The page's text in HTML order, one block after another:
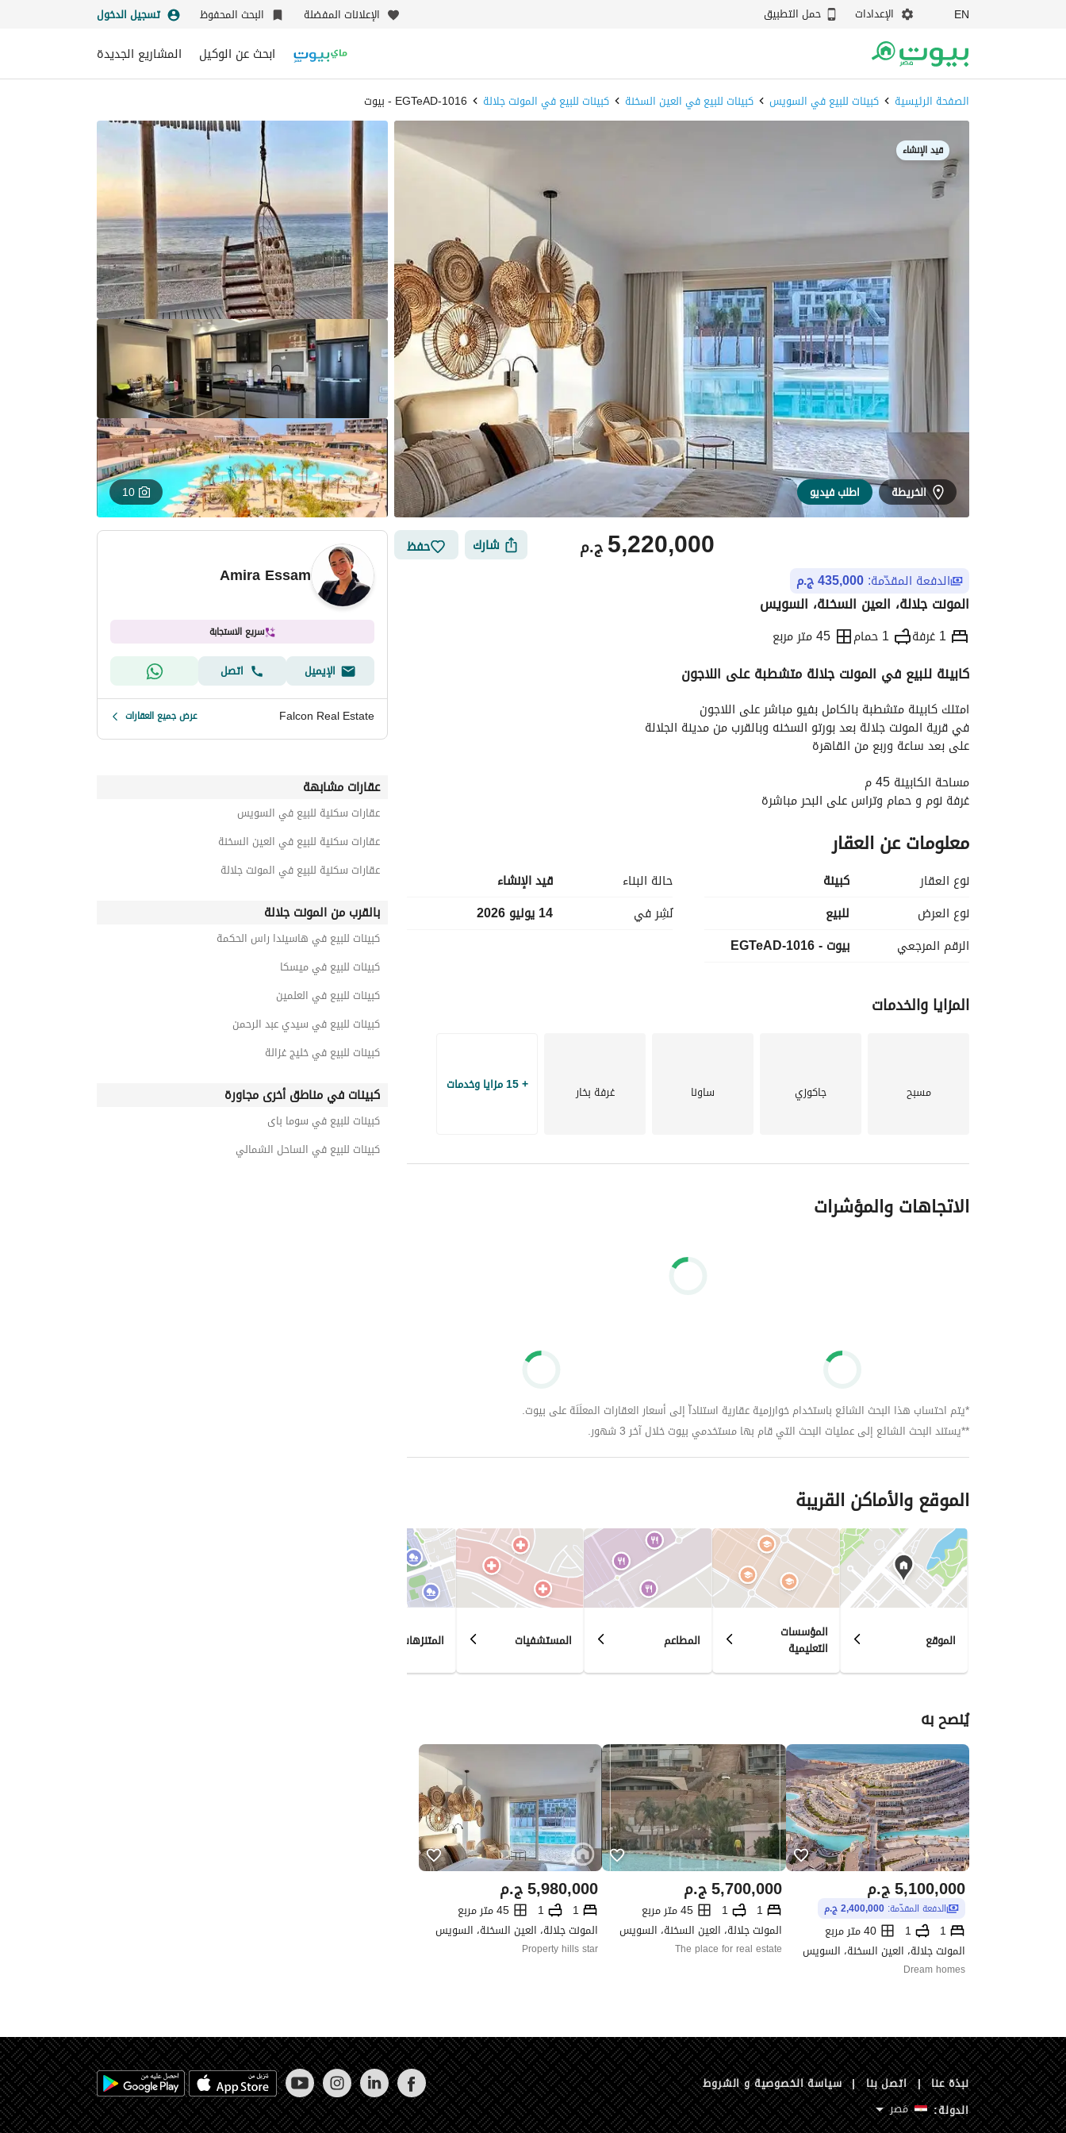
EN الإعدادات حمل التطبيق الإعلانات المفضلة البحث المحفوظ تسجيل الدخول
ابحث عن الوكيل المشاريع الجديدة
الصفحة الرئيسية كبينات للبيع في السويس كبينات للبيع في العين السخنة كبينات للبيع في المونت جلالة 1016-EGTeAD - بيوت
قيد الإنشاء
الخريطة اطلب فيديو 10
ج.م5,220,000 شارك حفظ
الدفعة المقدّمة: 435,000 ج.م
المونت جلالة، العين السخنة، السويس
1 غرفة 1 حمام 45 متر مربع
كابينة للبيع في المونت جلالة متشطبة على اللاجون
امتلك كابينة متشطبة بالكامل بفيو مباشر على اللاجون
في قرية المونت جلالة بعد بورتو السخنه وبالقرب من مدينة الجلالة
على بعد ساعة وربع من القاهرة
مساحة الكابينة 45 م
غرفة نوم و حمام وتراس على البحر مباشرة
مطلوب كاش 435,000
وتقسيط على 10 سنوات
للتفاصيل والمعاينة:- 01020994 ومتاح واتساب
او ابعت رسالة فيها كلمة مهتم و هبعتلك التفاصيل والصور و pdf كامل عن الوحدة
معلومات عن العقار
نوع العقار
كبينة
نوع العرض
للبيع
الرقم المرجعي
بيوت - 1016-EGTeAD
حالة البناء
قيد الإنشاء
نُشِر في
14 يوليو 2026
المزايا والخدمات
مسبح جاكوزي ساونا غرفة بخار + 15 مزايا وخدمات
الاتجاهات والمؤشرات
*يتم احتساب هذا البحث الشائع باستخدام خوارزمية عقارية استناداّ إلى أسعار العقارات المعلَنَة على بيوت.
**يستند البحث الشائع إلى عمليات البحث التي قام بها مستخدمي بيوت خلال آخر 3 شهور.
الموقع والأماكن القريبة
الموقع المؤسسات
التعليمية المطاعم المستشفيات المتنزهات
يُنصح به
ج.م5,100,000
الدفعة المقدّمة: 2,400,000 ج.م
1
1
40 متر مربع
المونت جلالة، العين السخنة، السويس
Dream homes
ج.م5,700,000
1
1
45 متر مربع
المونت جلالة، العين السخنة، السويس
The place for real estate
ج.م5,980,000
1
1
45 متر مربع
المونت جلالة، العين السخنة، السويس
Property hills star
Amira Essam
سريع الاستجابة
الإيميل اتصل
Falcon Real Estate عرض جميع العقارات
عقارات مشابهة
عقارات سكنية للبيع في السويس
عقارات سكنية للبيع في العين السخنة
عقارات سكنية للبيع في المونت جلالة
بالقرب من المونت جلالة
كبينات للبيع في هاسيندا راس الحكمة
كبينات للبيع في ميسكا
كبينات للبيع في العلمين
كبينات للبيع في سيدي عبد الرحمن
كبينات للبيع في خليج غزالة
كبينات في مناطق أخرى مجاورة
كبينات للبيع في سوما باى
كبينات للبيع في الساحل الشمالي
نبذة عنا | اتصل بنا | سياسة الخصوصية و الشروط
الدولة:
مَصر